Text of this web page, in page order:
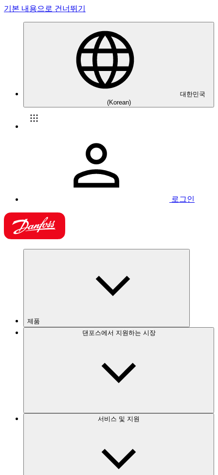
기본 내용으로 건너뛰기
대한민국
(Korean)
로그인
제품
댄포스에서 지원하는 시장
서비스 및 지원